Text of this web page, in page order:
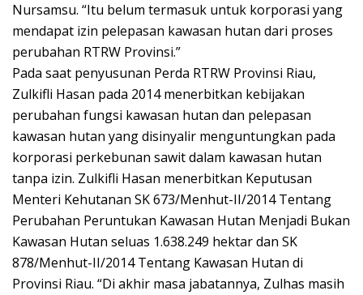
Nursamsu. “Itu belum termasuk untuk korporasi yang
mendapat izin pelepasan kawasan hutan dari proses
perubahan RTRW Provinsi.”
Pada saat penyusunan Perda RTRW Provinsi Riau,
Zulkifli Hasan pada 2014 menerbitkan kebijakan
perubahan fungsi kawasan hutan dan pelepasan
kawasan hutan yang disinyalir menguntungkan pada
korporasi perkebunan sawit dalam kawasan hutan
tanpa izin. Zulkifli Hasan menerbitkan Keputusan
Menteri Kehutanan SK 673/Menhut-II/2014 Tentang
Perubahan Peruntukan Kawasan Hutan Menjadi Bukan
Kawasan Hutan seluas 1.638.249 hektar dan SK
878/Menhut-II/2014 Tentang Kawasan Hutan di
Provinsi Riau. “Di akhir masa jabatannya, Zulhas masih